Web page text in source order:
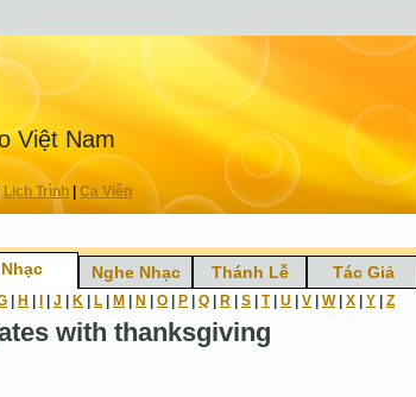
Việt Nam
Lịch Trình Ca Viên
Nghe Nhạc Thánh Lễ Tác Giả
H J K L M N O P Q R S T| U V W| X Y Z
with thanksgiving